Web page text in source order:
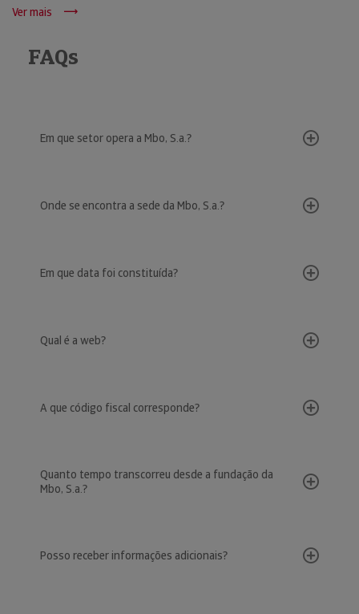
Ver mais
FAQs
Em que setor opera a Mbo, S.a.?
Onde se encontra a sede da Mbo, S.a.?
Em que data foi constituída?
Qual é a web?
A que código fiscal corresponde?
Quanto tempo transcorreu desde a fundação da
Mbo, S.a.?
Posso receber informações adicionais?